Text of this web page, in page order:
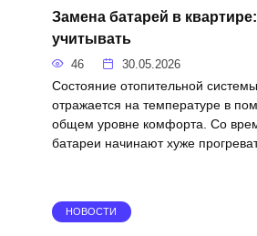
Замена батарей в
учитывать
46 30.05.2026
Состояние отопительной
отражается на температуре в
общем уровне комфорта. Со
батареи начинают хуже
НОВОСТИ